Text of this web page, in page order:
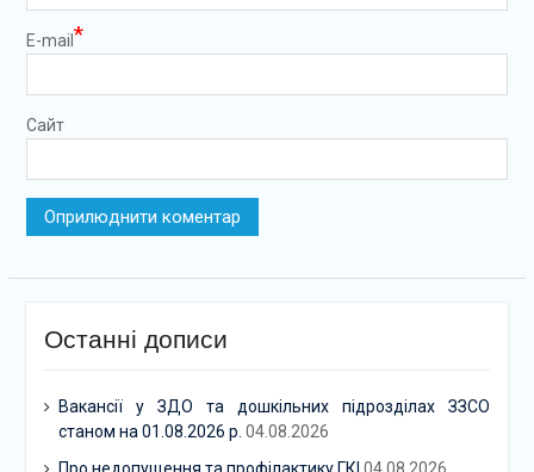
E-mail *
Сайт
Останні дописи
Вакансії у ЗДО та дошкільних підрозділах ЗЗСО
станом на 01.08.2026 р. 04.08.2026